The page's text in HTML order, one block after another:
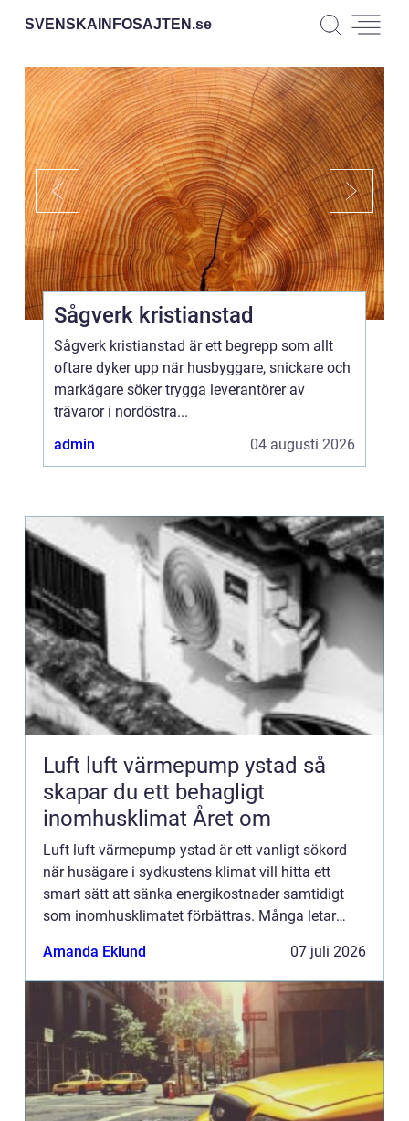
SVENSKAINFOSAJTEN.se
Sågverk kristianstad
Sågverk kristianstad är ett begrepp som allt
oftare dyker upp när husbyggare, snickare och
markägare söker trygga leverantörer av
trävaror i nordöstra...
admin
04 augusti 2026
Luft luft värmepump ystad så
skapar du ett behagligt
inomhusklimat Året om
Luft luft värmepump ystad är ett vanligt sökord
när husägare i sydkustens klimat vill hitta ett
smart sätt att sänka energikostnader samtidigt
som inomhusklimatet förbättras. Många letar
och skön kylning...
Amanda Eklund 07 juli 2026